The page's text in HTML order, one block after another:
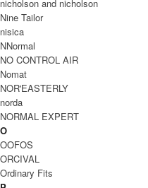
INFORMATION
ブランド名
商品名
型番 D124-T1079
カラー
素材
洗濯表記
裏地 / 透け感
nicholson and nicholson
Nine Tailor
nisica
NNormal
NO CONTROL AIR
Nomat
NOR'EASTERLY
norda
NORMAL EXPERT
O
OOFOS
ORCIVAL
Ordinary Fits